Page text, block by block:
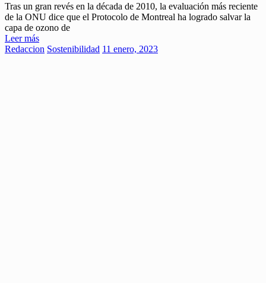
Tras un gran revés en la década de 2010, la evaluación más reciente
de la ONU dice que el Protocolo de Montreal ha logrado salvar la
capa de ozono de
Leer más
Redaccion Sostenibilidad 11 enero, 2023